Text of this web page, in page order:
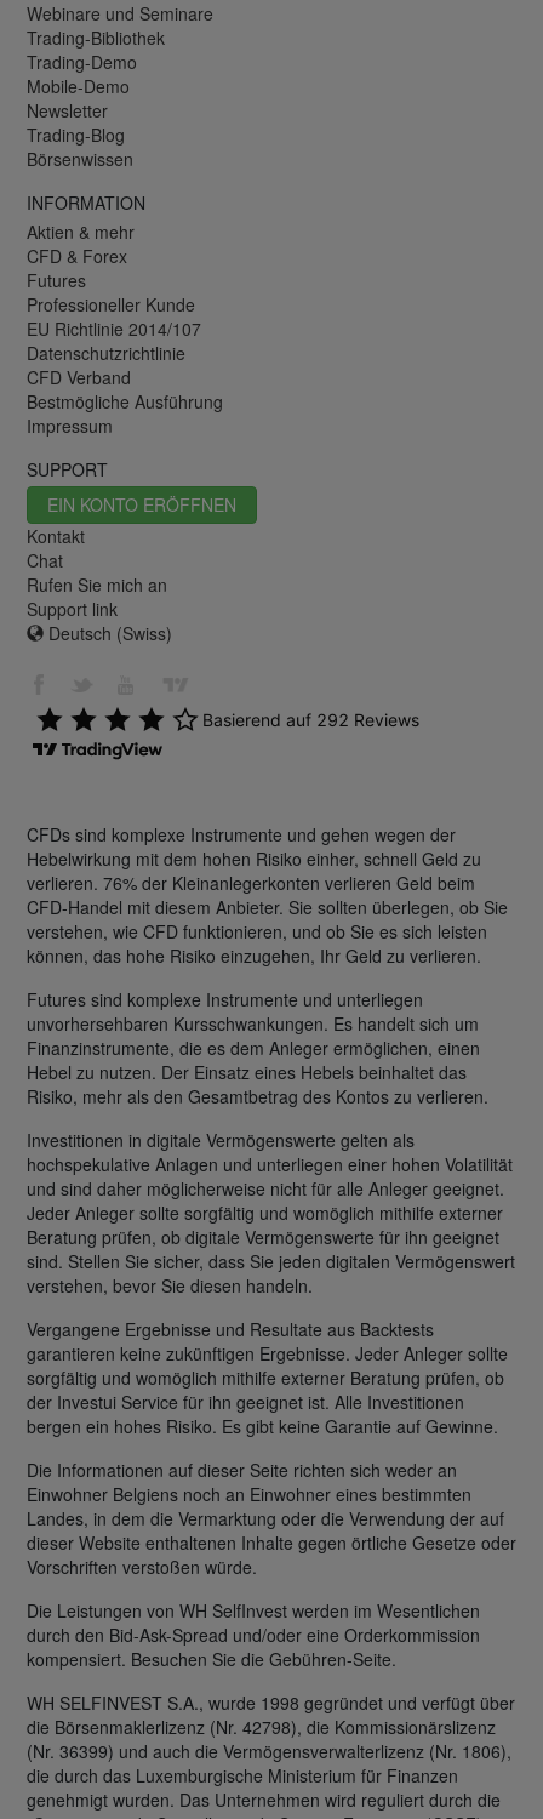
Webinare und Seminare
Trading-Bibliothek
Trading-Demo
Mobile-Demo
Newsletter
Trading-Blog
Börsenwissen
INFORMATION
Aktien & mehr
CFD & Forex
Futures
Professioneller Kunde
EU Richtlinie 2014/107
Datenschutzrichtlinie
CFD Verband
Bestmögliche Ausführung
Impressum
SUPPORT
EIN KONTO ERÖFFNEN
Kontakt
Chat
Rufen Sie mich an
Support link
Deutsch (Swiss)
CFDs sind komplexe Instrumente und gehen wegen der
Hebelwirkung mit dem hohen Risiko einher, schnell Geld zu
verlieren. 76% der Kleinanlegerkonten verlieren Geld beim
CFD-Handel mit diesem Anbieter. Sie sollten überlegen, ob Sie
verstehen, wie CFD funktionieren, und ob Sie es sich leisten
können, das hohe Risiko einzugehen, Ihr Geld zu verlieren.
Futures sind komplexe Instrumente und unterliegen
unvorhersehbaren Kursschwankungen. Es handelt sich um
Finanzinstrumente, die es dem Anleger ermöglichen, einen
Hebel zu nutzen. Der Einsatz eines Hebels beinhaltet das
Risiko, mehr als den Gesamtbetrag des Kontos zu verlieren.
Investitionen in digitale Vermögenswerte gelten als
hochspekulative Anlagen und unterliegen einer hohen Volatilität
und sind daher möglicherweise nicht für alle Anleger geeignet.
Jeder Anleger sollte sorgfältig und womöglich mithilfe externer
Beratung prüfen, ob digitale Vermögenswerte für ihn geeignet
sind. Stellen Sie sicher, dass Sie jeden digitalen Vermögenswert
verstehen, bevor Sie diesen handeln.
Vergangene Ergebnisse und Resultate aus Backtests
garantieren keine zukünftigen Ergebnisse. Jeder Anleger sollte
sorgfältig und womöglich mithilfe externer Beratung prüfen, ob
der Investui Service für ihn geeignet ist. Alle Investitionen
bergen ein hohes Risiko. Es gibt keine Garantie auf Gewinne.
Die Informationen auf dieser Seite richten sich weder an
Einwohner Belgiens noch an Einwohner eines bestimmten
Landes, in dem die Vermarktung oder die Verwendung der auf
dieser Website enthaltenen Inhalte gegen örtliche Gesetze oder
Vorschriften verstoßen würde.
Die Leistungen von WH SelfInvest werden im Wesentlichen
durch den Bid-Ask-Spread und/oder eine Orderkommission
kompensiert. Besuchen Sie die Gebühren-Seite.
WH SELFINVEST S.A., wurde 1998 gegründet und verfügt über
die Börsenmaklerlizenz (Nr. 42798), die Kommissionärslizenz
(Nr. 36399) und auch die Vermögensverwalterlizenz (Nr. 1806),
die durch das Luxemburgische Ministerium für Finanzen
genehmigt wurden. Das Unternehmen wird reguliert durch die